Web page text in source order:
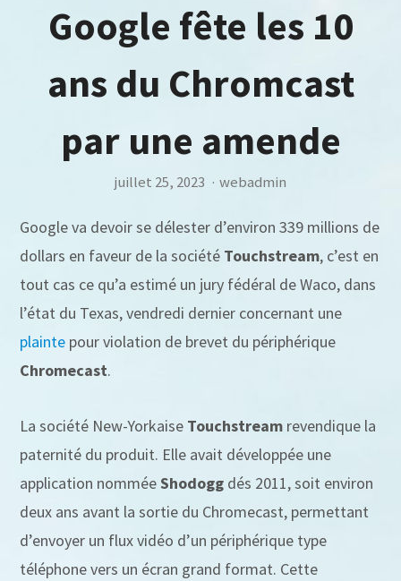
Google fête les 10
ans du Chromcast
par une amende
juillet 25, 2023 · webadmin
Google va devoir se délester d’environ 339 millions de
dollars en faveur de la société Touchstream, c’est en
tout cas ce qu’a estimé un jury fédéral de Waco, dans
l’état du Texas, vendredi dernier concernant une
plainte pour violation de brevet du périphérique
Chromecast.
La société New-Yorkaise Touchstream revendique la
paternité du produit. Elle avait développée une
application nomméeShodogg dés 2011, soit environ
deux ans avant la sortie du Chromecast, permettant
d’envoyer un flux vidéo d’un périphérique type
téléphone vers un écran grand format. Cette